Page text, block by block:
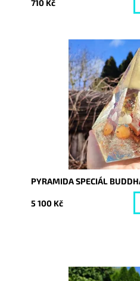
710 Kč
Dostupnost:
Vyprodáno
8074
PYRAMIDA SPECIÁL
5 100 Kč